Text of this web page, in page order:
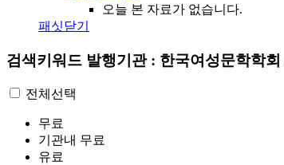
오늘 본 자료가 없습니다.
패싯닫기
검색키워드 발행기관 : 한국여성문학학회
전체선택
무료
기관내 무료
유료